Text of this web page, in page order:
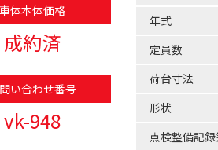
車体本体価格
成約済
い合わせ番号
vk-948
年式
定員数
荷台寸法
形状
点検整備記録